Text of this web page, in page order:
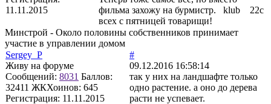
11.11.2015
фильма захожу на бурмистр. klub 22с
всех с пятницей товарищи!
Минстрой - Около половины собственников принимает
участие в управлении домом
Sergey_P
Живу на форуме
Сообщений: 8031 Баллов:
32411 ЖКХоинов: 645
Регистрация: 11.11.2015
#
09.12.2016 16:58:14
так у них на ландшафте только
одно растение. а оно до дерева
расти не успевает.